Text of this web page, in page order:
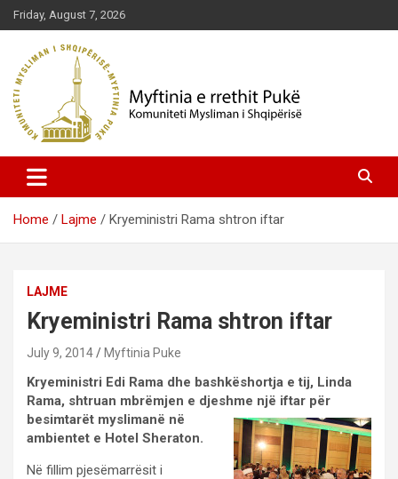
Skip
to
content
Friday, August 7, 2026
Myftinia Pukë | Faqja Zyrtare
Home Lajme Kryeministri Rama shtron iftar
LAJME
Kryeministri Rama shtron iftar
July 9, 2014 Myftinia Puke
Kryeministri Edi Rama dhe bashkëshortja e tij, Linda
Rama, shtruan mbrëmjen e djeshme një iftar për
besimtarët myslimanë në
ambientet e Hotel Sheraton.
Në fillim pjesëmarrësit i